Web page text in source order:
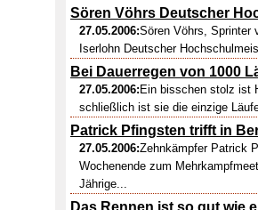
Sören Vöhrs Deutscher
27.05.2006:Sören Vöhrs, Sprinter
Iserlohn Deutscher
Bei Dauerregen von 1000
27.05.2006: Ein bisschen stolz ist
schließlich ist sie die einzige
Patrick Pfingsten trifft in
27.05.2006:Zehnkämpfer Patrick
Wochenende zum
Jährige...
Das Rennen ist so gut wie